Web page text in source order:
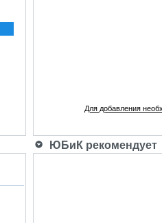
Для добавления
ЮБиК рекомендует